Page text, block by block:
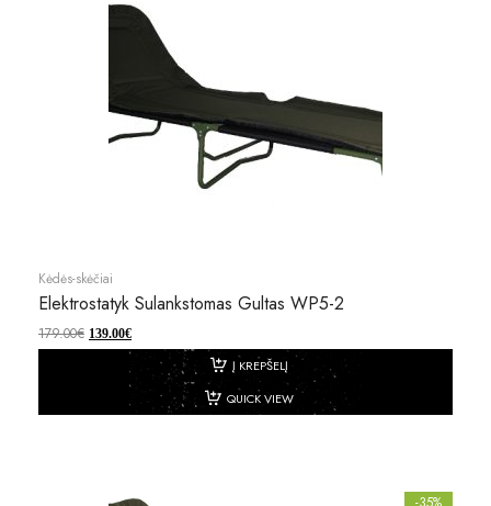
Kėdės-skėčiai
Elektrostatyk Sulankstomas Gultas WP5-2
179.00€ 139.00€
Į KREPŠELĮ
QUICK VIEW